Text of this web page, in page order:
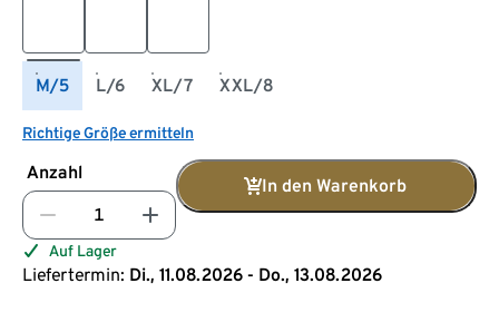
M/5 L/6 XL/7 XXL/8
Richtige Größe ermitteln
Anzahl
In den Warenkorb
Auf Lager
Liefertermin: Di., 11.08.2026 - Do., 13.08.2026